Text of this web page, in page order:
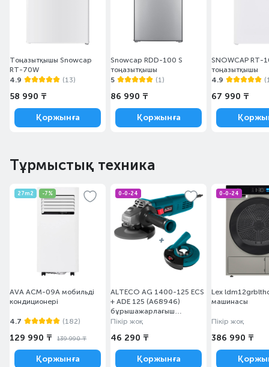
Тоңазытқышы Snowcap
RT-70W
4.9
(13)
58 990 ₸
Қоржынға
Snowcap RDD-100 S
тоңазытқышы
5
(1)
86 990 ₸
Қоржынға
SNOWCAP RT-
тоңазытқышы
4.9
67 990 ₸
Тұрмыстық техника
27m2 -7%
AVA ACM-09A мобильді
кондиционері
4.7 (182)
129 990 ₸ 139 990 ₸
Қоржынға
0-0-24
ALTECO AG 1400-125 ECS
+ ADE 125 (A68946)
бұрышажарлағыш
машинасы
Пікір жоқ
46 290 ₸
Қоржынға
0-0-24
Lex
машинасы
Пікір жоқ
386 990 ₸